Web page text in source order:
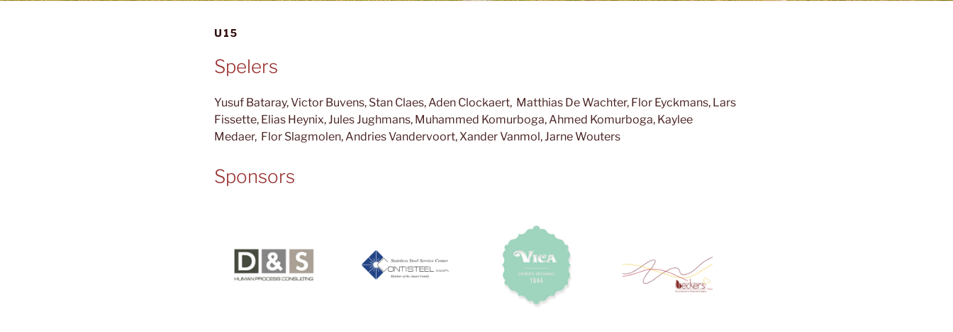
U15
Spelers
Yusuf Bataray, Victor Buvens, Stan Claes, Aden Clockaert, Matthias De Wachter, Flor Eyckmans, Lars
Fissette, Elias Heynix, Jules Jughmans, Muhammed Komurboga, Ahmed Komurboga, Kaylee
Medaer, Flor Slagmolen, Andries Vandervoort, Xander Vanmol, Jarne Wouters
Sponsors